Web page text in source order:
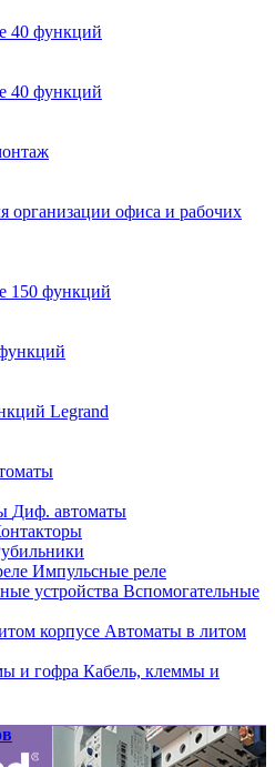
40 функций
40 функций
организации офиса и рабочих
150 функций
Legrand
Диф. автоматы
Импульсные реле
Вспомогательные
Автоматы в литом
Кабель, клеммы и